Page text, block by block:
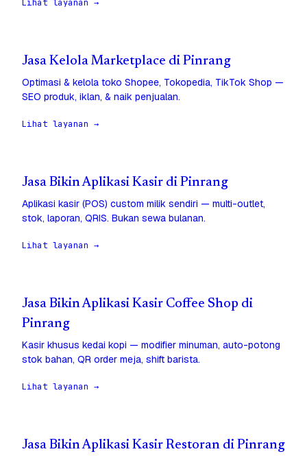
Lihat layanan →
Jasa Kelola Marketplace di Pinrang
Optimasi & kelola toko Shopee, Tokopedia, TikTok Shop —
SEO produk, iklan, & naik penjualan.
Lihat layanan →
Jasa Bikin Aplikasi Kasir di Pinrang
Aplikasi kasir (POS) custom milik sendiri — multi-outlet,
stok, laporan, QRIS. Bukan sewa bulanan.
Lihat layanan →
Jasa Bikin Aplikasi Kasir Coffee Shop di
Pinrang
Kasir khusus kedai kopi — modifier minuman, auto-potong
stok bahan, QR order meja, shift barista.
Lihat layanan →
Jasa Bikin Aplikasi Kasir Restoran di Pinrang